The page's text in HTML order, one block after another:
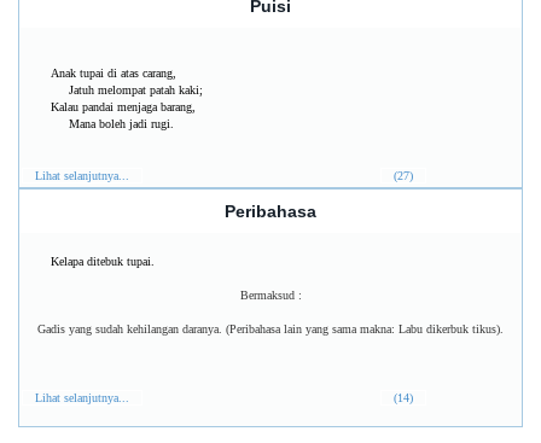
Puisi
Anak tupai di atas carang,
Jatuh melompat patah kaki;
Kalau pandai menjaga barang,
Mana boleh jadi rugi.
Lihat selanjutnya... (27)
Peribahasa
Kelapa ditebuk tupai.
Bermaksud :
Gadis yang sudah kehilangan daranya. (Peribahasa lain yang sama makna: Labu dikerbuk tikus).
Lihat selanjutnya... (14)